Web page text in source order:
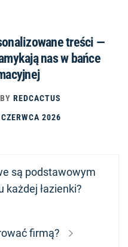
treści —
nas w bańce
BY REDCACTUS
2026
są podstawowym
łazienki?
firmą?